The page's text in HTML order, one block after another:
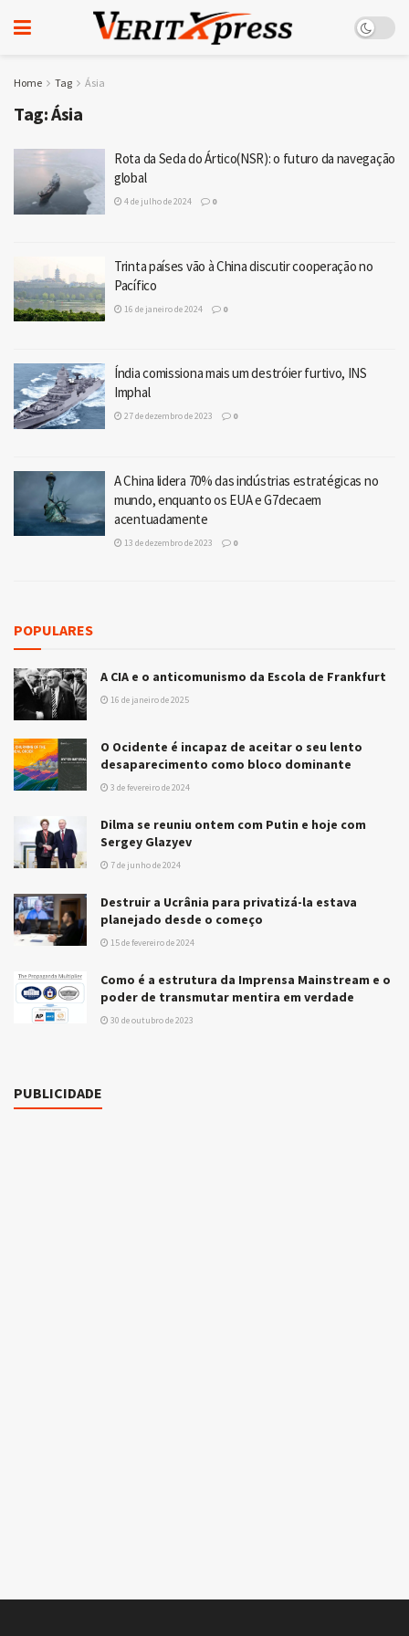
Home Tag Ásia
Tag:Ásia
Rota da Seda do Ártico(NSR): o futuro da navegação
global
4 de julho de 2024 0
Trinta países vão à China discutir cooperação no
Pacífico
16 de janeiro de 2024 0
Índia comissiona mais um destróier furtivo, INS
Imphal
27 de dezembro de 2023 0
A China lidera 70% das indústrias estratégicas no
mundo, enquanto os EUA e G7decaem
acentuadamente
13 de dezembro de 2023 0
POPULARES
A CIA e o anticomunismo da Escola de Frankfurt
16 de janeiro de 2025
O Ocidente é incapaz de aceitar o seu lento
desaparecimento como bloco dominante
3 de fevereiro de 2024
Dilma se reuniu ontem com Putin e hoje com
Sergey Glazyev
7 de junho de 2024
Destruir a Ucrânia para privatizá-la estava
planejado desde o começo
15 de fevereiro de 2024
Como é a estrutura da Imprensa Mainstream e o
poder de transmutar mentira em verdade
30 de outubro de 2023
PUBLICIDADE